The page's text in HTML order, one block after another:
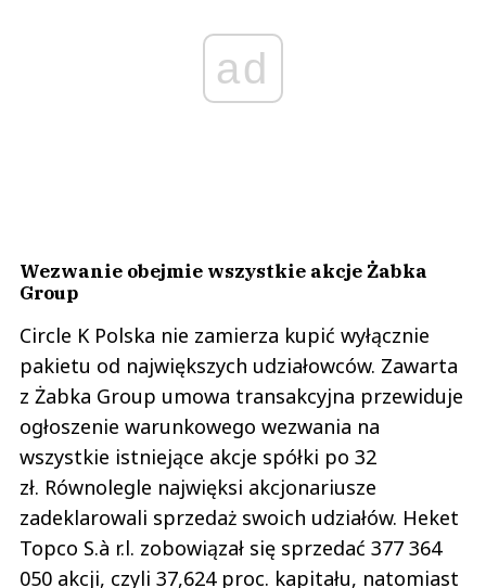
ad
Wezwanie obejmie wszystkie akcje Żabka
Group
Circle K Polska nie zamierza kupić wyłącznie
pakietu od największych udziałowców. Zawarta
z Żabka Group umowa transakcyjna przewiduje
ogłoszenie warunkowego wezwania na
wszystkie istniejące akcje spółki po 32
zł. Równolegle najwięksi akcjonariusze
zadeklarowali sprzedaż swoich udziałów. Heket
Topco S.à r.l. zobowiązał się sprzedać 377 364
050 akcji, czyli 37,624 proc. kapitału, natomiast